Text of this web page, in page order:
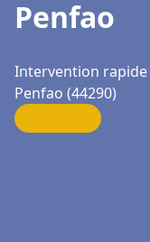
Penfao
Intervention
Penfao (44290)